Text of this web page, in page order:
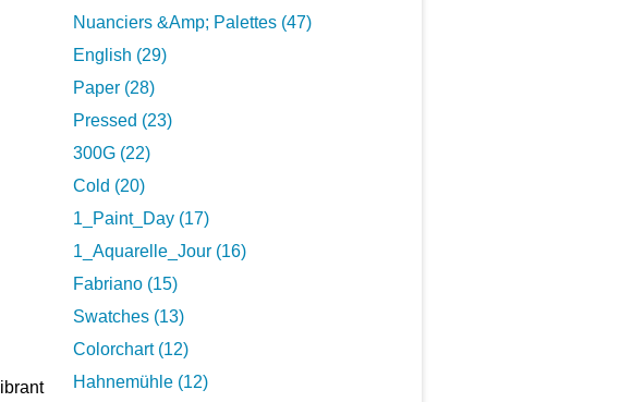
Nuanciers &Amp; Palettes (47)
English (29)
Paper (28)
Pressed (23)
300G (22)
Cold (20)
1_Paint_Day (17)
1_Aquarelle_Jour (16)
Fabriano (15)
Swatches (13)
Colorchart (12)
Hahnemühle (12)